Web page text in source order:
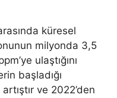
küresel
milyonda 3,5
ulaştığını
başladığı
ve 2022’den